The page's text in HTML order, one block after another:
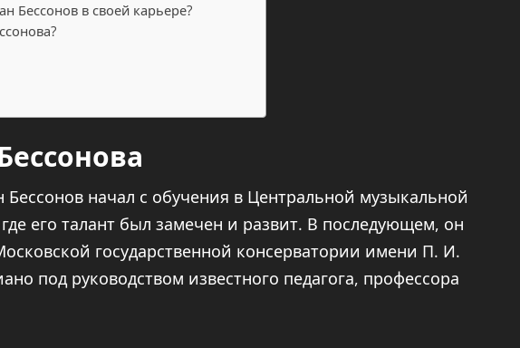
Бессонов в своей карьере?
начал с обучения в Центральной музыкальной
его талант был замечен и развит. В последующем, он
государственной консерватории имени П. И.
под руководством известного педагога, профессора